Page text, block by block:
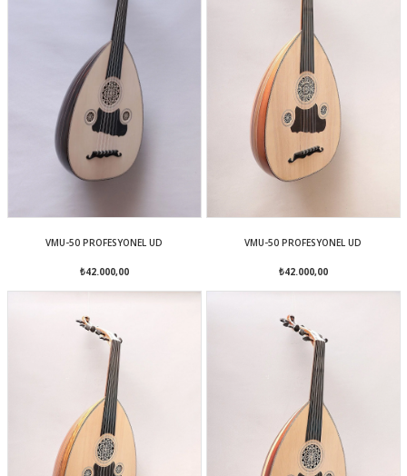
VMU-50 PROFESYONEL UD
₺42.000,00
VMU-50 PROFESYONEL UD
₺42.000,00